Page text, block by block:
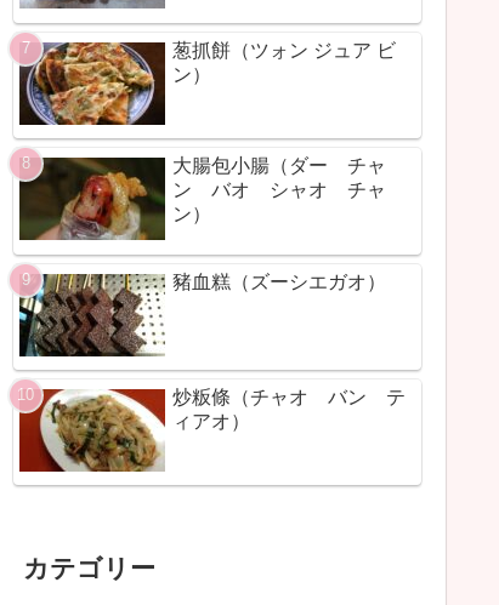
葱抓餅（ツォン ジュア ビ
ン）
大腸包小腸（ダー チャ
ン バオ シャオ チャ
ン）
豬血糕（ズーシエガオ）
炒粄條（チャオ バン テ
ィアオ）
カテゴリー